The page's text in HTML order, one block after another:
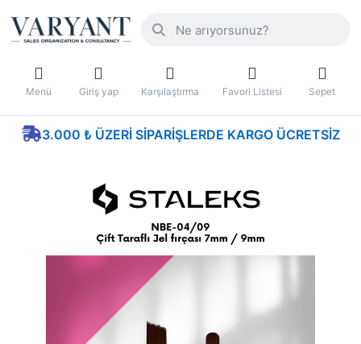
Menü Giriş yap Karşılaştırma Favori Listesi Sepet
3.000 ₺ ÜZERI SIPARIŞLERDE KARGO ÜCRETSIZ